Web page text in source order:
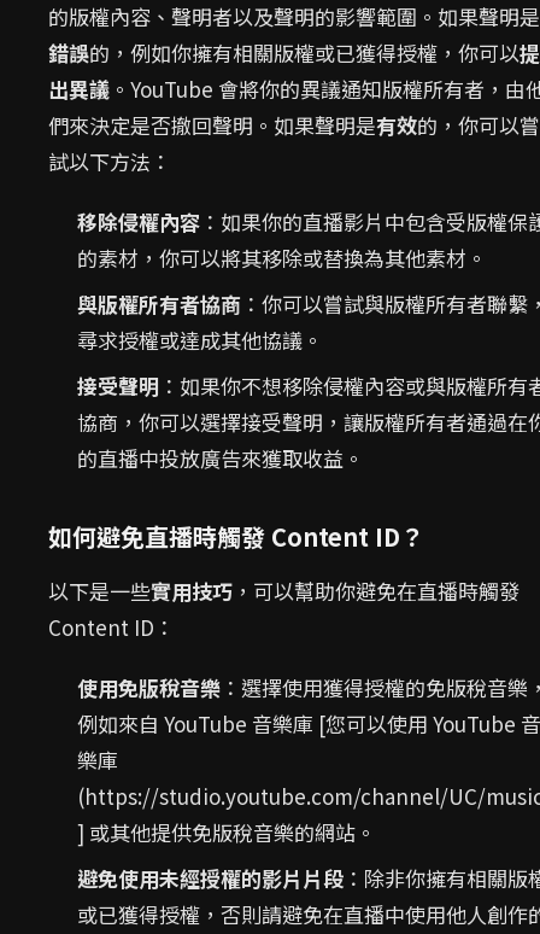
的版權內容、聲明者以及聲明的影響範圍。如果聲明是
錯誤的，例如你擁有相關版權或已獲得授權，你可以提
出異議 。YouTube 會將你的異議通知版權所有者，由
們來決定是否撤回聲明。如果聲明是有效的，你可以嘗
試以下方法：
移除侵權內容 ：如果你的直播影片中包含受版權保
的素材，你可以將其移除或替換為其他素材。
與版權所有者協商 ：你可以嘗試與版權所有者聯繫
尋求授權或達成其他協議。
接受聲明 ：如果你不想移除侵權內容或與版權所有
協商，你可以選擇接受聲明，讓版權所有者通過在
的直播中投放廣告來獲取收益。
如何避免直播時觸發 Content ID？
以下是一些實用技巧 ，可以幫助你避免在直播時觸發
Content ID：
使用免版稅音樂 ：選擇使用獲得授權的免版稅音樂
例如來自 YouTube 音樂庫 [您可以使用 YouTube 音
樂庫
(https://studio.youtube.com/channel/UC/
] 或其他提供免版稅音樂的網站。
避免使用未經授權的影片片段 ：除非你擁有相關版
或已獲得授權，否則請避免在直播中使用他人創作